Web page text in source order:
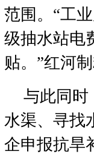
范围。“工
级抽水站电
贴。”红河
与此同时
水渠、寻找
企申报抗旱